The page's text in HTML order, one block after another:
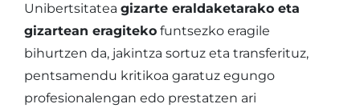
Unibertsitatea gizarte eraldaketarako eta
gizartean eragiteko funtsezko eragile
bihurtzen da, jakintza sortuz eta transferituz,
pentsamendu kritikoa garatuz egungo
profesionalengan edo prestatzen ari